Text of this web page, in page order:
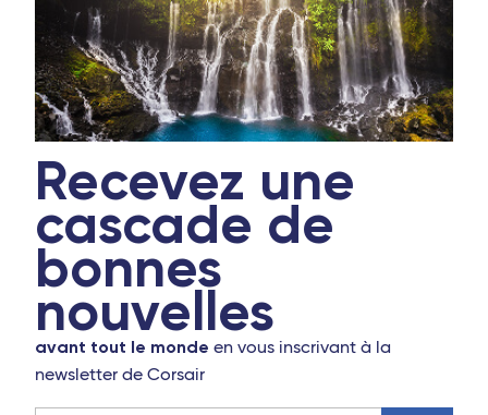
Recevez une
cascade de
bonnes
nouvelles
avant tout le monde en vous inscrivant à la
newsletter de Corsair